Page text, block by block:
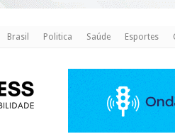
Brasil Politica Saúde Esportes